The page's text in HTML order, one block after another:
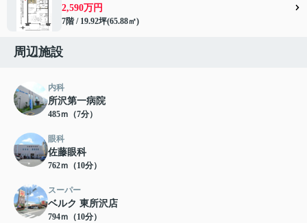
2,590万円
7階 / 19.92坪(65.88㎡)
周辺施設
内科
所沢第一病院
485ｍ（7分）
眼科
佐藤眼科
762ｍ（10分）
スーパー
ベルク 東所沢店
794ｍ（10分）